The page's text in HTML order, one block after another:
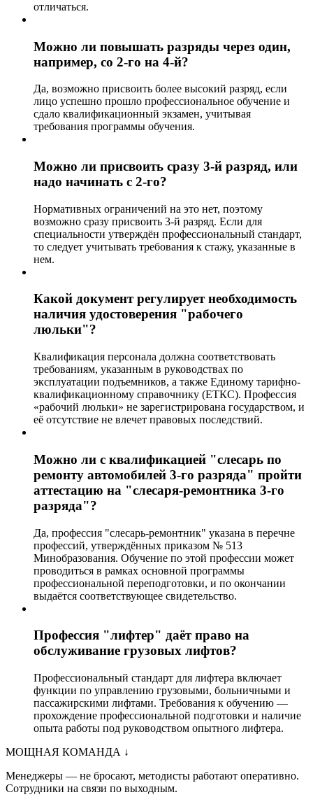
отличаться.
Можно ли повышать разряды через один,
например, со 2-го на 4-й?
Да, возможно присвоить более высокий разряд, если
лицо успешно прошло профессиональное обучение и
сдало квалификационный экзамен, учитывая
требования программы обучения.
Можно ли присвоить сразу 3-й разряд, или
надо начинать с 2-го?
Нормативных ограничений на это нет, поэтому
возможно сразу присвоить 3-й разряд. Если для
специальности утверждён профессиональный стандарт,
то следует учитывать требования к стажу, указанные в
нем.
Какой документ регулирует необходимость
наличия удостоверения "рабочего
люльки"?
Квалификация персонала должна соответствовать
требованиям, указанным в руководствах по
эксплуатации подъемников, а также Единому тарифно-
квалификационному справочнику (ЕТКС). Профессия
«рабочий люльки» не зарегистрирована государством, и
её отсутствие не влечет правовых последствий.
Можно ли с квалификацией "слесарь по
ремонту автомобилей 3-го разряда" пройти
аттестацию на "слесаря-ремонтника 3-го
разряда"?
Да, профессия "слесарь-ремонтник" указана в перечне
профессий, утверждённых приказом № 513
Минобразования. Обучение по этой профессии может
проводиться в рамках основной программы
профессиональной переподготовки, и по окончании
выдаётся соответствующее свидетельство.
Профессия "лифтер" даёт право на
обслуживание грузовых лифтов?
Профессиональный стандарт для лифтера включает
функции по управлению грузовыми, больничными и
пассажирскими лифтами. Требования к обучению —
прохождение профессиональной подготовки и наличие
опыта работы под руководством опытного лифтера.
МОЩНАЯ КОМАНДА ↓
Менеджеры — не бросают, методисты работают оперативно.
Сотрудники на связи по выходным.